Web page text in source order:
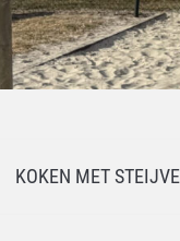
KOKEN MET